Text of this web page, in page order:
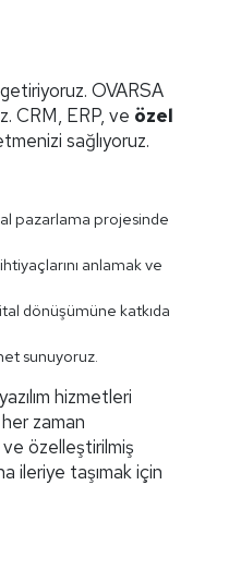
OVARSA
CRM, ERP, ve özel
sağlıyoruz.
pazarlama projesinde
anlamak ve
dönüşümüne katkıda
sunuyoruz.
hizmetleri
zaman
ve özelleştirilmiş
ileriye taşımak için